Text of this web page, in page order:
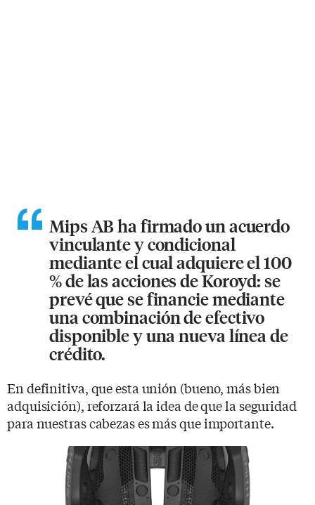
Mips AB ha firmado un acuerdo
vinculante y condicional
mediante el cual adquiere el 100
% de las acciones de Koroyd: se
prevé que se financie mediante
una combinación de efectivo
disponible y una nueva línea de
crédito.
En definitiva, que esta unión (bueno, más bien
adquisición), reforzará la idea de que la seguridad
para nuestras cabezas es más que importante.